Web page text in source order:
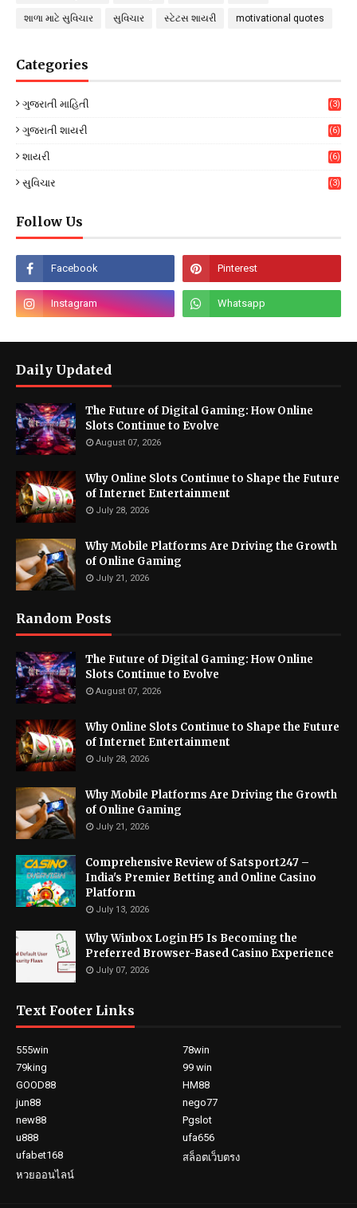
શાળા માટે સુવિચાર સુવિચાર સ્ટેટસ શાયરી motivational quotes
Categories
ગુજરાતી માહિતી (3)
ગુજરાતી શાયરી (6)
શાયરી (6)
સુવિચાર (3)
Follow Us
Daily Updated
The Future of Digital Gaming: How Online
Slots Continue to Evolve
August 07, 2026
Why Online Slots Continue to Shape the Future
of Internet Entertainment
July 28, 2026
Why Mobile Platforms Are Driving the Growth
of Online Gaming
July 21, 2026
Random Posts
The Future of Digital Gaming: How Online
Slots Continue to Evolve
August 07, 2026
Why Online Slots Continue to Shape the Future
of Internet Entertainment
July 28, 2026
Why Mobile Platforms Are Driving the Growth
of Online Gaming
July 21, 2026
Comprehensive Review of Satsport247 –
India's Premier Betting and Online Casino
Platform
July 13, 2026
Why Winbox Login H5 Is Becoming the
Preferred Browser-Based Casino Experience
July 07, 2026
Text Footer Links
555win
78win
79king
99 win
GOOD88
HM88
jun88
nego77
new88
Pgslot
u888
ufa656
ufabet168
สล็อตเว็บตรง
หวยออนไลน์